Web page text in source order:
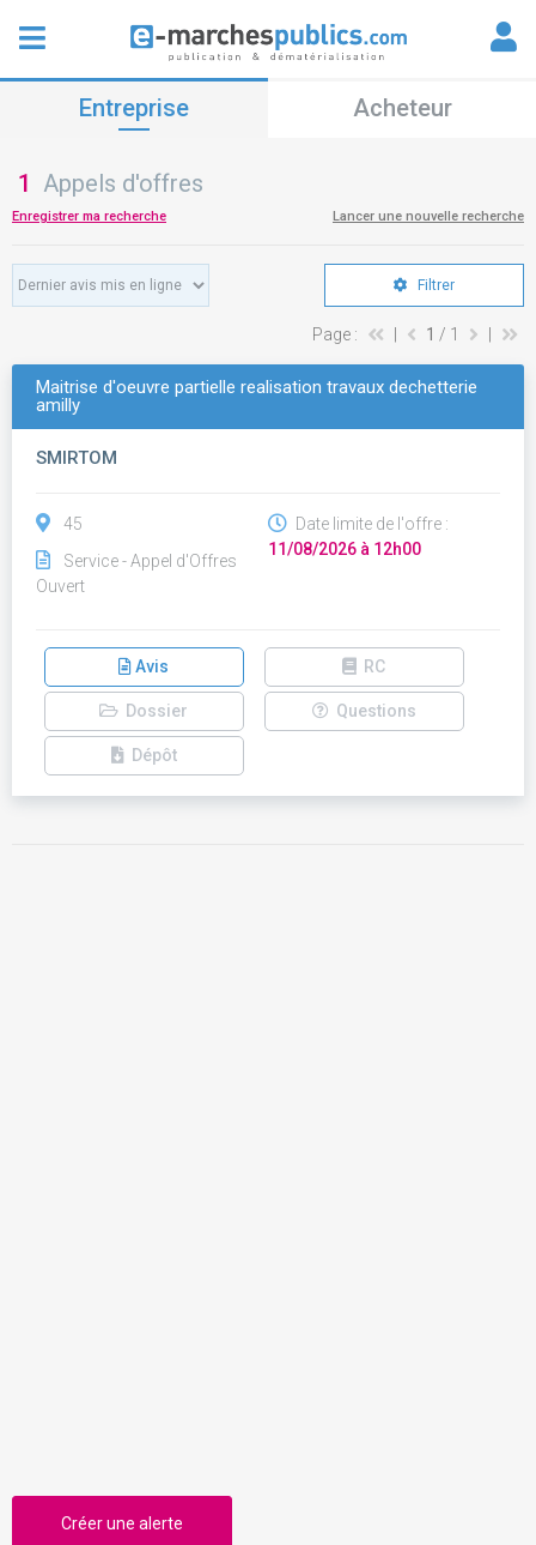
Entreprise Acheteur
1 Appels d'offres
Enregistrer ma recherche Lancer une nouvelle recherche
Filtrer
Page : 1 / 1
Maitrise d'oeuvre partielle realisation travaux dechetterie
amilly
SMIRTOM
45
Service - Appel d'Offres
Ouvert
Date limite de l'offre :
11/08/2026 à 12h00
Avis RC
Dossier Questions
Dépôt
Créer une alerte